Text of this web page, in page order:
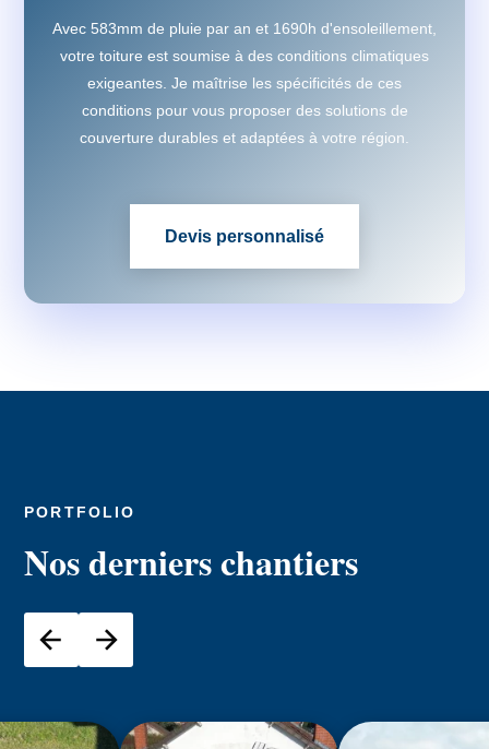
Avec 583mm de pluie par an et 1690h d'ensoleillement,
votre toiture est soumise à des conditions climatiques
exigeantes. Je maîtrise les spécificités de ces
conditions pour vous proposer des solutions de
couverture durables et adaptées à votre région.
Devis personnalisé
PORTFOLIO
Nos derniers chantiers